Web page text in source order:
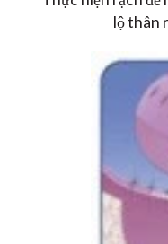
lộ thân